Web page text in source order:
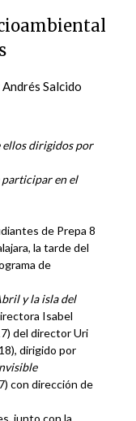
Andrés Salcido
ellos dirigidos por
en el
de Prepa 8
la tarde del
de
y la isla del
Isabel
del director Uri
dirigido por
con dirección de
junto con la